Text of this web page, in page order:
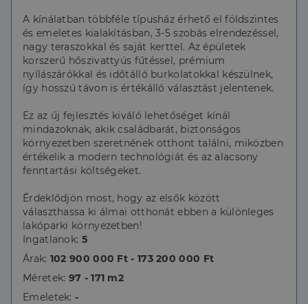
A kínálatban többféle típusház érhető el földszintes
és emeletes kialakításban, 3-5 szobás elrendezéssel,
nagy teraszokkal és saját kerttel. Az épületek
korszerű hőszivattyús fűtéssel, prémium
nyílászárókkal és időtálló burkolatokkal készülnek,
így hosszú távon is értékálló választást jelentenek.
Ez az új fejlesztés kiváló lehetőséget kínál
mindazoknak, akik családbarát, biztonságos
környezetben szeretnének otthont találni, miközben
értékelik a modern technológiát és az alacsony
fenntartási költségeket.
Érdeklődjön most, hogy az elsők között
választhassa ki álmai otthonát ebben a különleges
lakóparki környezetben!
Ingatlanok: 5
Árak: 102 900 000 Ft - 173 200 000 Ft
Méretek: 97 - 171 m2
Emeletek: -